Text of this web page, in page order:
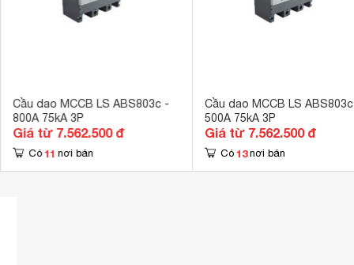
Cầu dao MCCB LS ABS803c -
800A 75kA 3P
Giá từ 7.562.500 đ
Có 11 nơi bán
Cầu dao MCCB LS
500A 75kA 3P
Giá từ 7.562.500 đ
Có 13 nơi bán